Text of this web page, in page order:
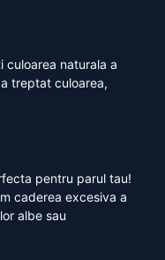
culoarea naturala a
treptat culoarea,
pentru parul tau!
caderea excesiva a
albe sau